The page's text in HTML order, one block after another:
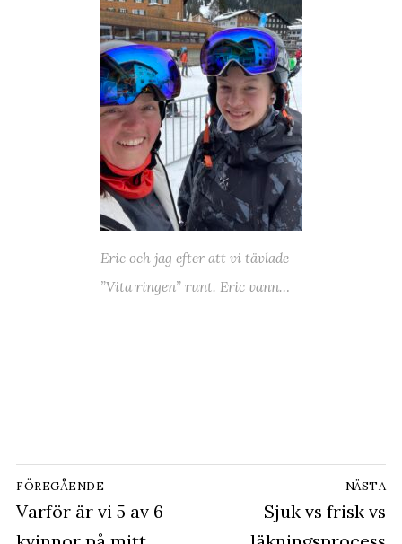
Eric och jag efter att vi tävlade
”Vita ringen” runt. Eric vann…
Inläggsnavigering
FÖREGÅENDE
Föregående
inlägg:
Varför är vi 5 av 6
NÄSTA
Nästa
inlägg:
Sjuk vs frisk vs